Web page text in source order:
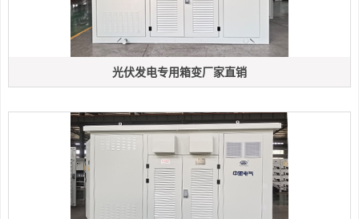
光伏发电专用箱变厂家直销